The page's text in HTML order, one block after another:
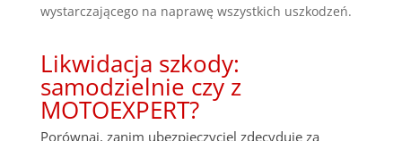
wystarczającego na naprawę wszystkich uszkodzeń.
Likwidacja szkody:
samodzielnie czy z
MOTOEXPERT?
Porównaj, zanim ubezpieczyciel zdecyduje za